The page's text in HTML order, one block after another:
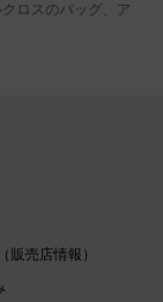
ロスのバッグ、ア
販売店情報）